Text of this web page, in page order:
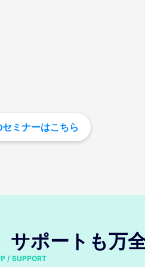
ミナーはこちら
サポートも万
/ SUPPORT